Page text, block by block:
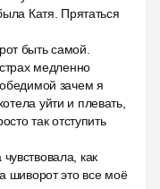
Катя. Прятаться
быть самой.
медленно
зачем я
уйти и плевать,
так отступить
как
шиворот это все моё